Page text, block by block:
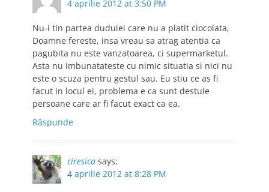
4 aprilie 2012 at 3:50 PM
Nu-i tin partea duduiei care nu a platit ciocolata,
Doamne fereste, insa vreau sa atrag atentia ca
pagubita nu este vanzatoarea, ci supermarketul.
Asta nu imbunatateste cu nimic situatia si nici nu
este o scuza pentru gestul sau. Eu stiu ce as fi
facut in locul ei, problema e ca sunt destule
persoane care ar fi facut exact ca ea.
Răspunde
ciresica says:
4 aprilie 2012 at 8:28 PM